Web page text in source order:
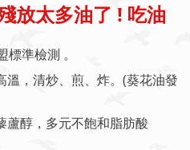
放太多油了 ! 吃油
準檢測 。
溫，清炒、煎、炸。(葵花油發
蘆醇，多元不飽和脂肪酸